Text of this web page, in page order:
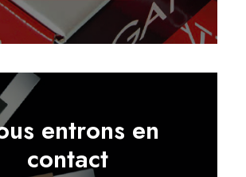
entrons en
contact